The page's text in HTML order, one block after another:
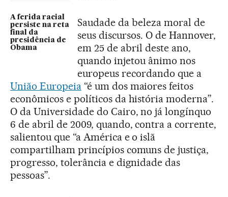
A ferida racial
persiste na reta
final da
presidência de
Obama
Saudade da beleza moral de
seus discursos. O de Hannover,
em 25 de abril deste ano,
quando injetou ânimo nos
europeus recordando que a
União Europeia“é um dos maiores feitos
econômicos e políticos da história moderna”.
O da Universidade do Cairo, no já longínquo
6 de abril de 2009, quando, contra a corrente,
salientou que “a América e o islã
compartilham princípios comuns de justiça,
progresso, tolerância e dignidade das
pessoas”.